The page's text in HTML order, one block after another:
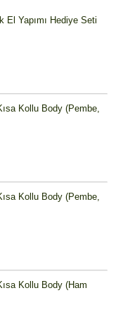
El Yapımı Hediye Seti
Kollu Body (Pembe,
Kollu Body (Pembe,
Kollu Body (Ham